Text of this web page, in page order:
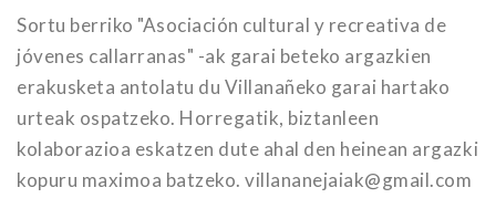
Sortu berriko "Asociación cultural y recreativa de
jóvenes callarranas" -ak garai beteko argazkien
erakusketa antolatu du Villanañeko garai hartako
urteak ospatzeko. Horregatik, biztanleen
kolaborazioa eskatzen dute ahal den heinean argazki
kopuru maximoa batzeko. villananejaiak@gmail.com